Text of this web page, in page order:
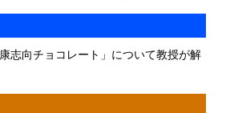
志向チョコレート」について教授が解